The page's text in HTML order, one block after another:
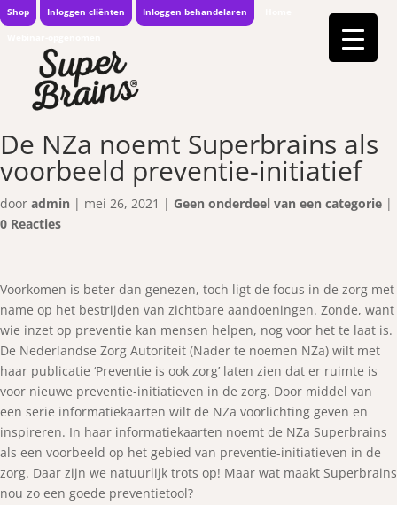
Shop Inloggen cliënten Inloggen behandelaren
De NZa noemt Superbrains als
voorbeeld preventie-initiatief
door admin | mei 26, 2021 | Geen onderdeel van een categorie |
0 Reacties
Voorkomen is beter dan genezen, toch ligt de focus in de zorg met
name op het bestrijden van zichtbare aandoeningen. Zonde, want
wie inzet op preventie kan mensen helpen, nog voor het te laat is.
De Nederlandse Zorg Autoriteit (Nader te noemen NZa) wilt met
haar publicatie ‘Preventie is ook zorg’ laten zien dat er ruimte is
voor nieuwe preventie-initiatieven in de zorg. Door middel van
een serie informatiekaarten wilt de NZa voorlichting geven en
inspireren. In haar informatiekaarten noemt de NZa Superbrains
als een voorbeeld op het gebied van preventie-initiatieven in de
zorg. Daar zijn we natuurlijk trots op! Maar wat maakt Superbrains
nou zo een goede preventietool?